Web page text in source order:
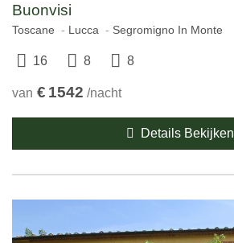
Buonvisi
Toscane Lucca Segromigno In Monte
16 8 8
van € 1542 /nacht
Details Bekijken